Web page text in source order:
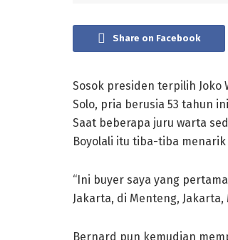
Share on Facebook
Sosok presiden terpilih Joko
Solo, pria berusia 53 tahun
Saat beberapa juru warta
Boyolali itu tiba-tiba
“Ini buyer saya yang
Jakarta, di Menteng, Jakarta,
Bernard pun kemudian